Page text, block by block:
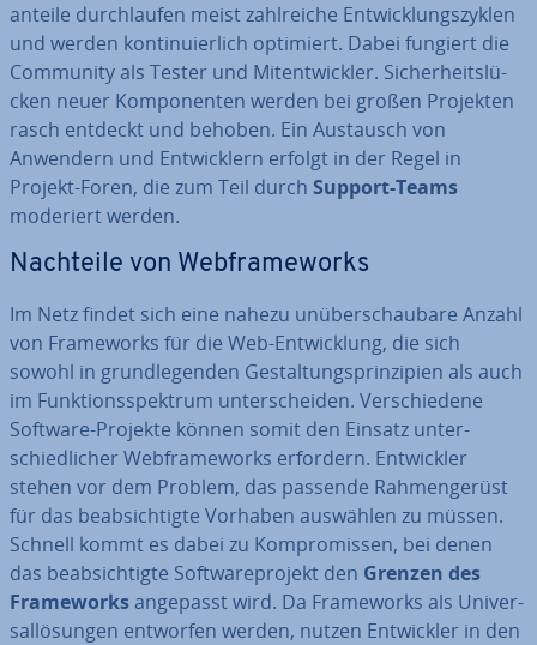
an­tei­le durch­lau­fen meist zahl­rei­che Ent­wick­lungs­zy­klen
und werden kon­ti­nu­ier­lich optimiert. Dabei fungiert die
Community als Tester und Mit­ent­wick­ler. Si­cher­heits­lü­
cken neuer Kom­po­nen­ten werden bei großen Projekten
rasch entdeckt und behoben. Ein Austausch von
Anwendern und Ent­wick­lern erfolgt in der Regel in
Projekt-Foren, die zum Teil durch Support-Teams
moderiert werden.
Nachteile von Web­frame­works
Im Netz findet sich eine nahezu un­über­schau­ba­re Anzahl
von Frame­works für die Web-Ent­wick­lung, die sich
sowohl in grund­le­gen­den Ge­stal­tungs­prin­zi­pi­en als auch
im Funk­ti­ons­spek­trum un­ter­schei­den. Ver­schie­de­ne
Software-Projekte können somit den Einsatz un­ter­
schied­li­cher Web­frame­works erfordern. Ent­wick­ler
stehen vor dem Problem, das passende Rah­men­ge­rüst
für das be­ab­sich­tig­te Vorhaben auswählen zu müssen.
Schnell kommt es dabei zu Kom­pro­mis­sen, bei denen
das be­ab­sich­tig­te Soft­ware­pro­jekt den Grenzen des
Frame­worksangepasst wird. Da Frame­works als Uni­ver­
sal­lö­sun­gen entworfen werden, nutzen Ent­wick­ler in den